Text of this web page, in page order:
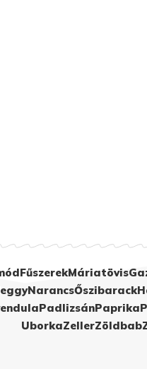
FűszerekMáriatövis
NarancsŐszibarack
PadlizsánPaprika
UborkaZellerZöldbab